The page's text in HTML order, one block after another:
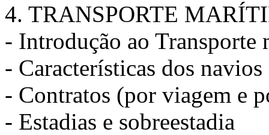
4. TRANSPORTE
- Introdução ao Transporte
- Características dos navios
- Contratos (por viagem e
- Estadias e sobreestadia